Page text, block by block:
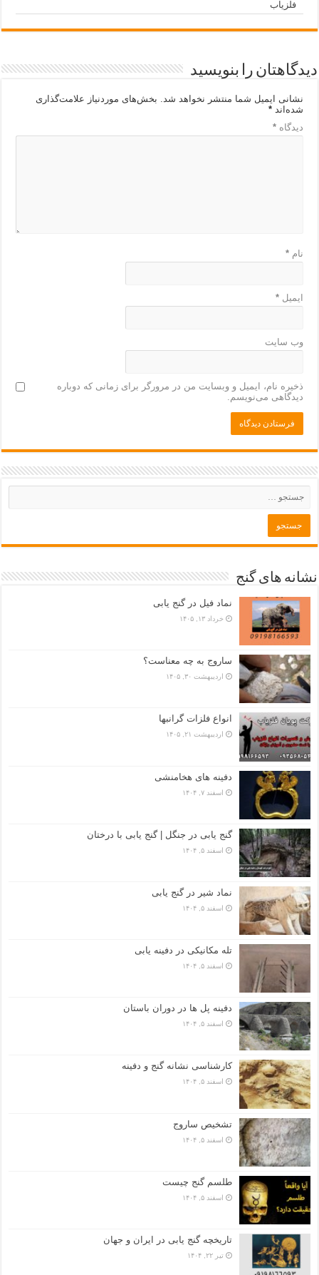
فلزیاب
دیدگاهتان را بنویسید
نشانی ایمیل شما منتشر نخواهد شد. بخش‌های موردنیاز علامت‌گذاری
شده‌اند*
دیدگاه*
نام*
ایمیل*
وب‌ سایت
ذخیره نام، ایمیل و وبسایت من در مرورگر برای زمانی که دوباره
دیدگاهی می‌نویسم.
نشانه های گنج
نماد فیل در گنج یابی
خرداد ۱۳, ۱۴۰۵
ساروج به چه معناست؟
اردیبهشت ۳۰, ۱۴۰۵
انواع فلزات گرانبها
اردیبهشت ۲۱, ۱۴۰۵
دفینه های هخامنشی
اسفند ۷, ۱۴۰۴
گنج یابی در جنگل | گنج یابی با درختان
اسفند ۵, ۱۴۰۴
نماد شیر در گنج یابی
اسفند ۵, ۱۴۰۴
تله مکانیکی در دفینه یابی
اسفند ۵, ۱۴۰۴
دفینه پل ها در دوران باستان
اسفند ۵, ۱۴۰۴
کارشناسی نشانه گنج و دفینه
اسفند ۵, ۱۴۰۴
تشخیص ساروج
اسفند ۵, ۱۴۰۴
طلسم گنج چیست
اسفند ۵, ۱۴۰۴
تاریخچه گنج‌ یابی در ایران و جهان
تیر ۲۲, ۱۴۰۴